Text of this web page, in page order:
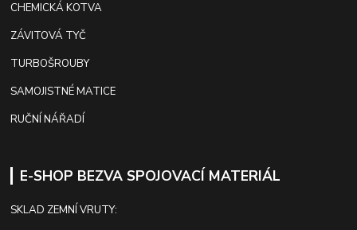
CHEMICKÁ KOTVA
ZÁVITOVÁ TYČ
TURBOŠROUBY
SAMOJISTNÉ MATICE
RUČNÍ NÁŘADÍ
E-SHOP BEZVA SPOJOVACÍ MATERIÁL
SKLAD ZEMNÍ VRUTY: